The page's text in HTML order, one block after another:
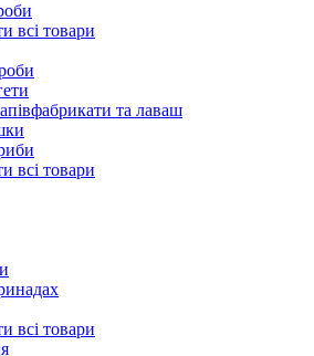
всі товари
та лаваш
всі товари
всі товари